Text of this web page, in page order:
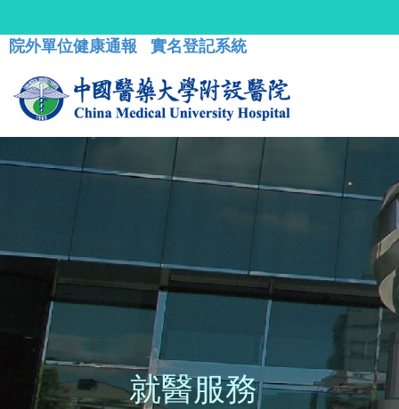
院外單位健康通報 實名登記系統
就醫服務